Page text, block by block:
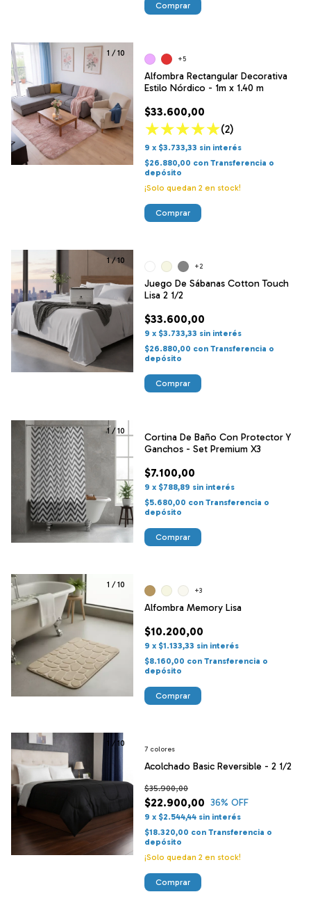
Comprar
1 /10
Alfombra Rectangular Decorativa
Estilo Nórdico - 1m x 1.40 m
$33.600,00
(2)
9 x $3.733,33 sin interés
$26.880,00 con Transferencia o
depósito
¡Solo quedan 2 en stock!
+5
Comprar
1/10
Juego De Sábanas Cotton Touch
Lisa 2 1/2
$33.600,00
9 x $3.733,33 sin interés
$26.880,00 con Transferencia o
depósito
+2
Comprar
1 /10
Cortina De Baño Con Protector Y
Ganchos - Set Premium X3
$7.100,00
9 x $788,89 sin interés
$5.680,00 con Transferencia o
depósito
Comprar
1 /10
Alfombra Memory Lisa
$10.200,00
9 x $1.133,33 sin interés
$8.160,00 con Transferencia o
depósito
+3
Comprar
1 / 10
Acolchado Basic Reversible - 2 1/2
$22.900,00
$35.900,00
36% OFF
9 x $2.544,44 sin interés
$18.320,00 con Transferencia o
depósito
¡Solo quedan 2 en stock!
7 colores
Comprar